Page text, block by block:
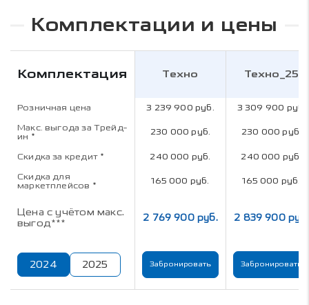
Комплектации и цены
Комплектация Техно Техно_25
Розничная цена 3 239 900 руб. 3 309 900 руб.
Макс. выгода за Трейд-
ин * 230 000 руб. 230 000 руб.
Скидка за кредит * 240 000 руб. 240 000 руб.
Скидка для
маркетплейсов * 165 000 руб. 165 000 руб.
Цена с учётом макс.
выгод***
2 769 900 руб. 2 839 900 руб.
2024 2025 Забронировать Забронировать